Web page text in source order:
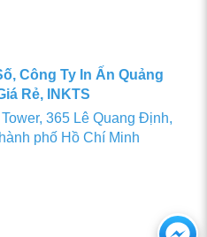
Công Ty In Ấn Quảng
Rẻ, INKTS
365 Lê Quang Định,
phố Hồ Chí Minh